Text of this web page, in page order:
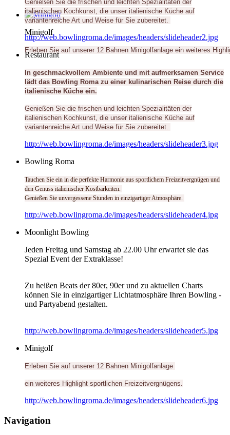
Minigolf
Erleben Sie auf unserer 12 Bahnen Minigolfanlage ein weiteres
Genießen Sie die frischen und leichten Spezialitäten der
italienischen Kochkunst, die unser italienische Küche auf
variantenreiche Art und Weise für Sie zubereitet.
http://web.bowlingroma.de/images/headers/slideheader2.jpg
Restaurant
In geschmackvollem Ambiente und mit aufmerksamen Service
lädt das Bowling Roma zu einer kulinarischen Reise durch die
italienische Küche ein.
Genießen Sie die frischen und leichten Spezialitäten der
italienischen Kochkunst, die unser italienische Küche auf
variantenreiche Art und Weise für Sie zubereitet.
http://web.bowlingroma.de/images/headers/slideheader3.jpg
Bowling Roma
Tauchen Sie ein in die perfekte Harmonie aus sportlichem Freizeitvergnügen und
den Genuss italienischer Kostbarkeiten.
Genießen Sie unvergessene Stunden in einzigartiger Atmosphäre.
http://web.bowlingroma.de/images/headers/slideheader4.jpg
Moonlight Bowling
Jeden Freitag und Samstag ab 22.00 Uhr erwartet sie das
Spezial Event der Extraklasse!
Zu heißen Beats der 80er, 90er und zu aktuellen Charts
können Sie in einzigartiger Lichtatmosphäre Ihren Bowling -
und Partyabend gestalten.
http://web.bowlingroma.de/images/headers/slideheader5.jpg
Minigolf
Erleben Sie auf unserer 12 Bahnen Minigolfanlage
ein weiteres Highlight sportlichen Freizeitvergnügens.
http://web.bowlingroma.de/images/headers/slideheader6.jpg
Navigation